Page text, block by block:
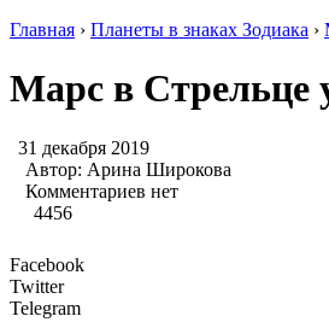
Главная › Планеты в знаках Зодиака ›
Марс в
31 декабря 2019
Автор: Арина Широкова
Комментариев нет
4456
Facebook
Twitter
Telegram